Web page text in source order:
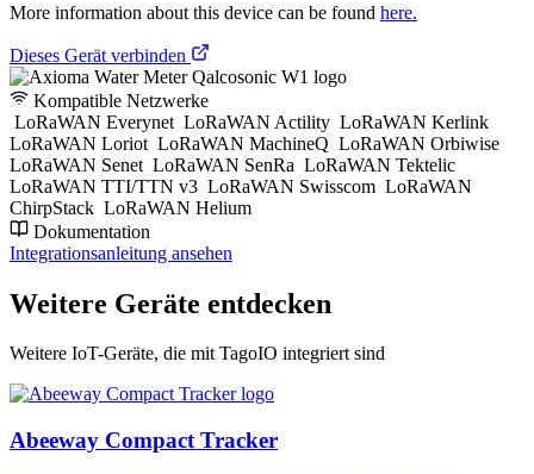
More information about this device can be found here.
Dieses Gerät verbinden
Kompatible Netzwerke
LoRaWAN Everynet LoRaWAN Actility LoRaWAN Kerlink
LoRaWAN Loriot LoRaWAN MachineQ LoRaWAN Orbiwise
LoRaWAN Senet LoRaWAN SenRa LoRaWAN Tektelic
LoRaWAN TTI/TTN v3 LoRaWAN Swisscom LoRaWAN
ChirpStack LoRaWAN Helium
Dokumentation
Integrationsanleitung ansehen
Weitere Geräte entdecken
Weitere IoT-Geräte, die mit TagoIO integriert sind
Abeeway Compact Tracker